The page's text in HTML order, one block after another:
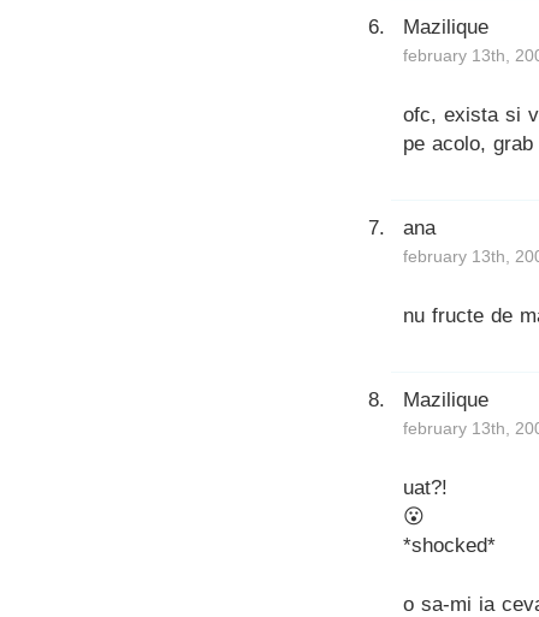
Mazilique
february 13th,
ofc, exista si
pe acolo,
ana
february 13th,
nu fructe de
Mazilique
february 13th,
uat?!
😮
*shocked*
o sa-mi ia